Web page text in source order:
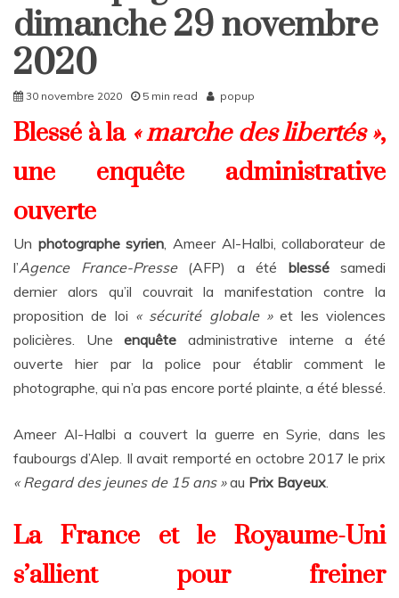
Rattrapages
Rattrapages
dimanche 29 novembre
2020
30 novembre 2020 5 min read popup
Blessé à la « marche des libertés »,
une enquête administrative
ouverte
Un photographe syrien, Ameer Al-Halbi, collaborateur de
l’Agence France-Presse(AFP) a été blessésamedi
dernier alors qu’il couvrait la manifestation contre la
proposition de loi « sécurité globale »et les violences
policières. Uneenquête administrative interne a été
ouverte hier par la police pour établir comment le
photographe, qui n’a pas encore porté plainte, a été blessé.
Ameer Al-Halbi a couvert la guerre en Syrie, dans les
faubourgs d’Alep. Il avait remporté en octobre 2017 le prix
« Regard des jeunes de 15 ans »au Prix Bayeux.
La France et le Royaume-Uni
s’allient pour freiner